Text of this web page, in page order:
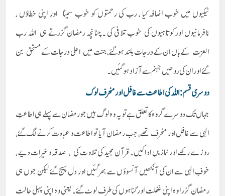
نیکیوں میں خوب اضافہ کیا ، رب کی رحمتوں کو خوب سمیٹا اور اپنی خطاؤں ،
نافرمانیوں اور کوتاہیوں کی خوب تلافی کی ۔ چنانچہ رمضان گزرتے ہی اللہ رب
العزت کے ہاں ان کے درجات بلند ہو گئے، جنت میں اعلی درجات کے مستحق بن
گئے اور ان کی روحیں جہنم سے آزاد ہو گئیں۔
دوسری قسم: اللہ کی اطاعت سے غافل اور منحرف لوگ
جہاں تک دوسرے گروہ کا تعلق ہے تو یہ وہ لوگ ہیں جو رمضان سے پہلے ہی اطاعتِ
الہی سے غافل اور منحرف تھے، جب رمضان آیا تو اطاعت و عبادت کرنے لگ گئے،
روزے رکھے اور نمازیں ادا کیں۔ قرآن مجید کی تلاوت کی ، صدقہ و خیرات دیے ،
خوفِ الہی سے ان کی آنکھیں آنسوؤں سے بھر گئیں اور دل پسیج گئے لیکن جوں ہی
رمضان گزرا وہ اپنی غفلت اور گناہوں کی طرف لوٹ گئے۔ یعنی وہ اپنی پہلی حالت